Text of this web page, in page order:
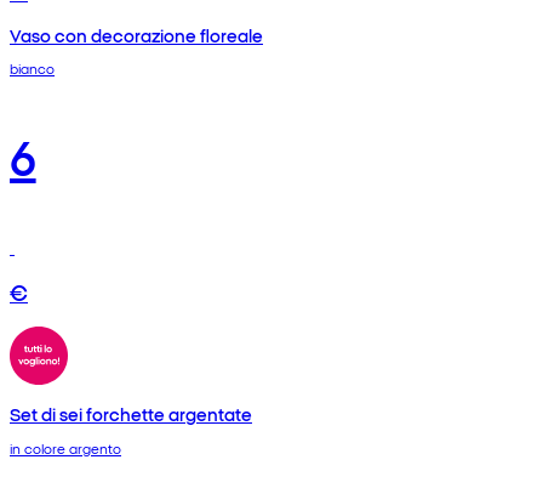
Vaso con decorazione floreale
bianco
6
€
Set di sei forchette argentate
in colore argento